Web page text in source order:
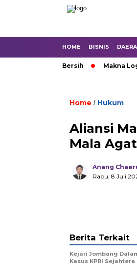
HOME BISNIS
Krisis Air Bersih Makna Logo
Home / Hukum
Aliansi
Mala
Anang
Rabu, 8 Juli
Berita Terkait
Kejari Jombang
Kasus KPRI Sejahtera